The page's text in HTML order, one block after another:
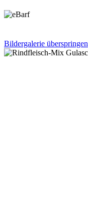
Bildergalerie überspringen